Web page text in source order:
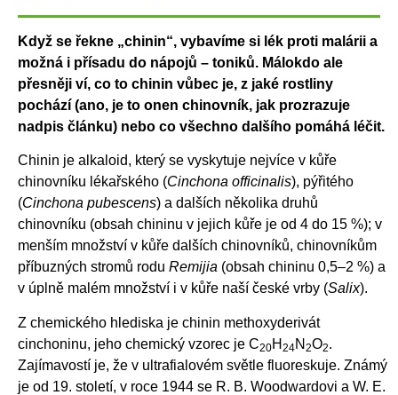
Když se řekne „chinin“, vybavíme si lék proti malárii a
možná i přísadu do nápojů – toniků. Málokdo ale
přesněji ví, co to chinin vůbec je, z jaké rostliny
pochází (ano, je to onen chinovník, jak prozrazuje
nadpis článku) nebo co všechno dalšího pomáhá léčit.
Chinin je alkaloid, který se vyskytuje nejvíce v kůře
chinovníku lékařského (Cinchona officinalis), pýřitého
(Cinchona pubescens) a dalších několika druhů
chinovníku (obsah chininu v jejich kůře je od 4 do 15 %); v
menším množství v kůře dalších chinovníků, chinovníkům
příbuzných stromů rodu Remijia (obsah chininu 0,5–2 %) a
v úplně malém množství i v kůře naší české vrby (Salix).
Z chemického hlediska je chinin methoxyderivát
cinchoninu, jeho chemický vzorec je C20H 24N 2O2.
Zajímavostí je, že v ultrafialovém světle fluoreskuje. Známý
je od 19. století, v roce 1944 se R. B. Woodwardovi a W. E.